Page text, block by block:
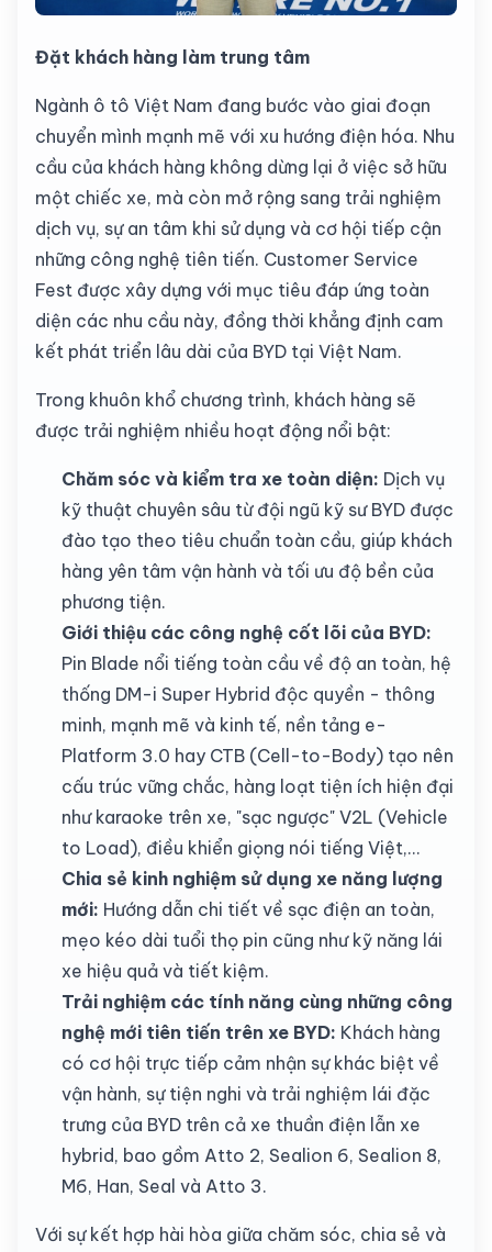
Đặt khách hàng làm trung tâm
Ngành ô tô Việt Nam đang bước vào giai đoạn
chuyển mình mạnh mẽ với xu hướng điện hóa. Nhu
cầu của khách hàng không dừng lại ở việc sở hữu
một chiếc xe, mà còn mở rộng sang trải nghiệm
dịch vụ, sự an tâm khi sử dụng và cơ hội tiếp cận
những công nghệ tiên tiến. Customer Service
Fest được xây dựng với mục tiêu đáp ứng toàn
diện các nhu cầu này, đồng thời khẳng định cam
kết phát triển lâu dài của BYD tại Việt Nam.
Trong khuôn khổ chương trình, khách hàng sẽ
được trải nghiệm nhiều hoạt động nổi bật:
Chăm sóc và kiểm tra xe toàn diện: Dịch vụ
kỹ thuật chuyên sâu từ đội ngũ kỹ sư BYD được
đào tạo theo tiêu chuẩn toàn cầu, giúp khách
hàng yên tâm vận hành và tối ưu độ bền của
phương tiện.
Giới thiệu các công nghệ cốt lõi của BYD:
Pin Blade nổi tiếng toàn cầu về độ an toàn, hệ
thống DM-i Super Hybrid độc quyền - thông
minh, mạnh mẽ và kinh tế, nền tảng e-
Platform 3.0 hay CTB (Cell-to-Body) tạo nên
cấu trúc vững chắc, hàng loạt tiện ích hiện đại
như karaoke trên xe, "sạc ngược" V2L (Vehicle
to Load), điều khiển giọng nói tiếng Việt,...
Chia sẻ kinh nghiệm sử dụng xe năng lượng
mới: Hướng dẫn chi tiết về sạc điện an toàn,
mẹo kéo dài tuổi thọ pin cũng như kỹ năng lái
xe hiệu quả và tiết kiệm.
Trải nghiệm các tính năng cùng những công
nghệ mới tiên tiến trên xe BYD: Khách hàng
có cơ hội trực tiếp cảm nhận sự khác biệt về
vận hành, sự tiện nghi và trải nghiệm lái đặc
trưng của BYD trên cả xe thuần điện lẫn xe
hybrid, bao gồm Atto 2, Sealion 6, Sealion 8,
M6, Han, Seal và Atto 3.
Với sự kết hợp hài hòa giữa chăm sóc, chia sẻ và